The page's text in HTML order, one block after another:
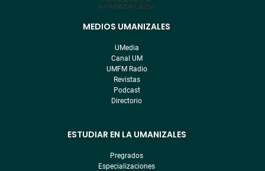
MEDIOS UMANIZALES
UMedia
Canal UM
UMFM Radio
Revistas
Podcast
Directorio
ESTUDIAR EN LA UMANIZALES
Pregrados
Especializaciones